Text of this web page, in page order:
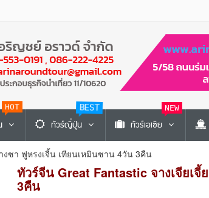
HOT
ทัวร์ญี่ปุ่น
BEST
ทัวร์เอเซีย
NEW
งซา ฟูหรงเจี้น เทียนเหมินซาน 4วัน 3คืน
ทัวร์จีน Great Fantastic จางเจียเ
3คืน